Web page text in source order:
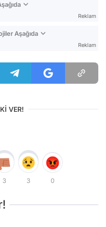
Reklam
Aşağıda
Reklam
VER!
3 3 0